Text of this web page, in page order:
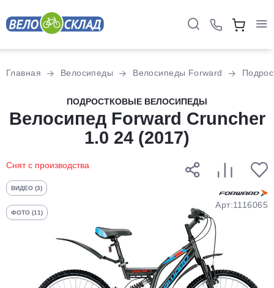
Главная Велосипеды Велосипеды Forward
ПОДРОСТКОВЫЕ ВЕЛОСИПЕДЫ
Велосипед Forward Cruncher
1.0 24 (2017)
Снят с производства
ВИДЕО (3)
ФОТО (11)
Арт:1116065
Разбейте
оплатуна части
без переплат
График платежей